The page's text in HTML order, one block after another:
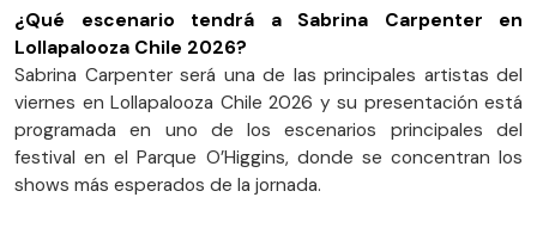
¿Qué escenario tendrá a Sabrina Carpenter en
Lollapalooza Chile 2026?
Sabrina Carpenter será una de las principales artistas del
viernes en Lollapalooza Chile 2026 y su presentación está
programada en uno de los escenarios principales del
festival en el Parque O’Higgins, donde se concentran los
shows más esperados de la jornada.